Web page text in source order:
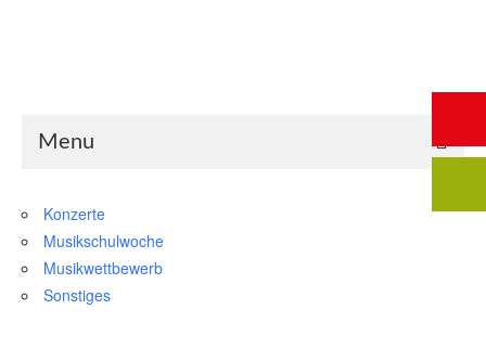
Menu
Konzerte
Musikschulwoche
Musikwettbewerb
Sonstiges